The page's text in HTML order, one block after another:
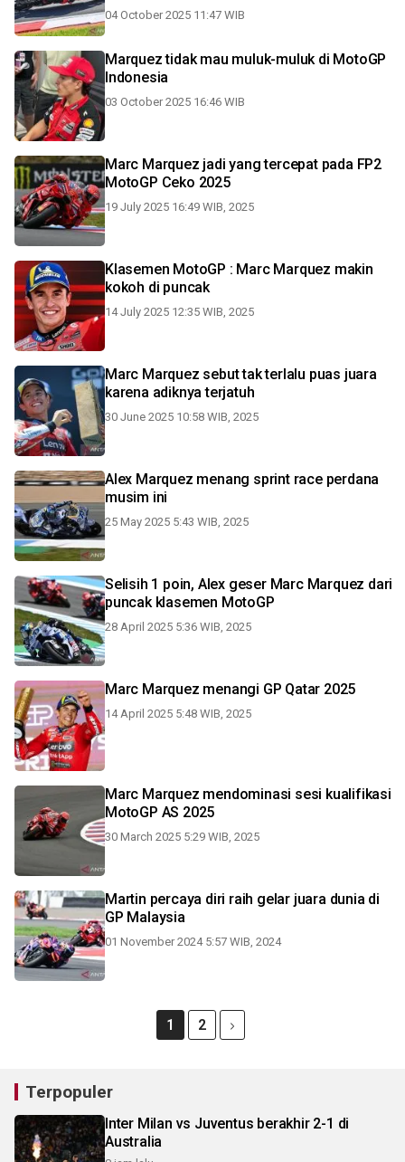
04 October 2025 11:47 WIB
Marquez tidak mau muluk-muluk di MotoGP
Indonesia
03 October 2025 16:46 WIB
Marc Marquez jadi yang tercepat pada FP2
MotoGP Ceko 2025
19 July 2025 16:49 WIB, 2025
Klasemen MotoGP : Marc Marquez makin
kokoh di puncak
14 July 2025 12:35 WIB, 2025
Marc Marquez sebut tak terlalu puas juara
karena adiknya terjatuh
30 June 2025 10:58 WIB, 2025
Alex Marquez menang sprint race perdana
musim ini
25 May 2025 5:43 WIB, 2025
Selisih 1 poin, Alex geser Marc Marquez dari
puncak klasemen MotoGP
28 April 2025 5:36 WIB, 2025
Marc Marquez menangi GP Qatar 2025
14 April 2025 5:48 WIB, 2025
Marc Marquez mendominasi sesi kualifikasi
MotoGP AS 2025
30 March 2025 5:29 WIB, 2025
Martin percaya diri raih gelar juara dunia di
GP Malaysia
01 November 2024 5:57 WIB, 2024
1 2
Terpopuler
Inter Milan vs Juventus berakhir 2-1 di
Australia